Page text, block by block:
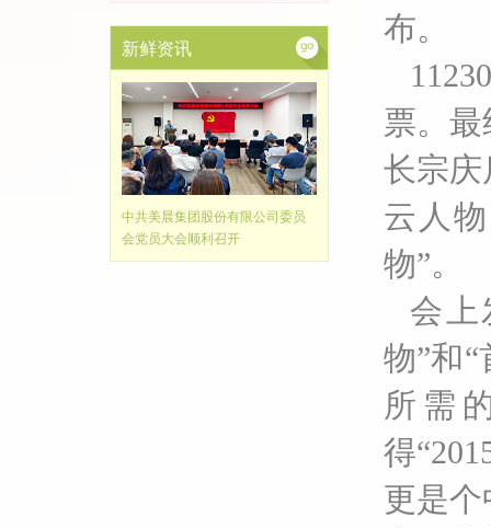
新鲜资讯
中共美晨集团股份有限公司委员
会党员大会顺利召开
布。
票。
长宗庆
云人
物”。
会上
物”和
所需
得
更是